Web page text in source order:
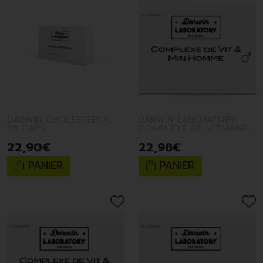
22,90€
PANIER
CAPSULES
22,98€
PANIER